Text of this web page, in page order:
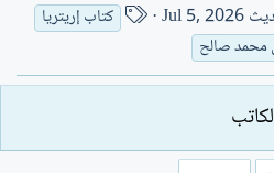
Jul 5, 2026
ا
م
ا
ك
كتاب إريتريا
محمد صالح